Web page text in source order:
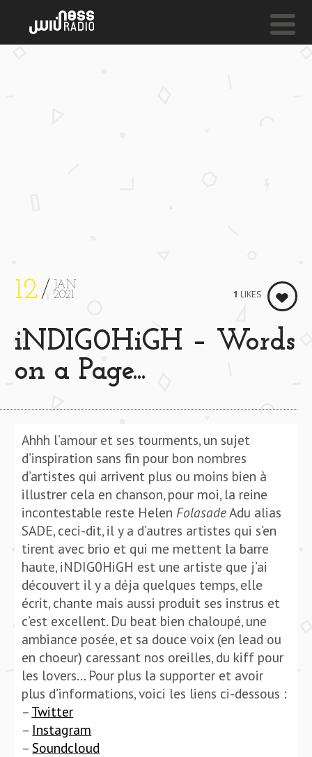
12
JAN
2021
iNDIG0HiGH – Words
on a Page​.​.​.
1 LIKES
Ahhh l’amour et ses tourments, un sujet
d’inspiration sans fin pour bon nombres
d’artistes qui arrivent plus ou moins bien à
illustrer cela en chanson, pour moi, la reine
incontestable reste Helen FolasadeAdu alias
SADE, ceci-dit, il y a d’autres artistes qui s’en
tirent avec brio et qui me mettent la barre
haute, iNDIG0HiGH est une artiste que j’ai
découvert il y a déja quelques temps, elle
écrit, chante mais aussi produit ses instrus et
c’est excellent. Du beat bien chaloupé, une
ambiance posée, et sa douce voix (en lead ou
en choeur) caressant nos oreilles, du kiff pour
les lovers… Pour plus la supporter et avoir
plus d’informations, voici les liens ci-dessous :
– Twitter
– Instagram
– Soundcloud